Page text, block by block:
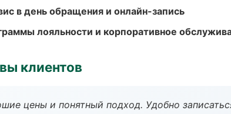
в день обращения и онлайн-запись
лояльности и корпоративное
клиентов
цены и понятный подход. Удобно